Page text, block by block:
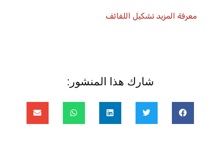
معرفة المزيد تشكيل اللفائف
شارك هذا المنشور: